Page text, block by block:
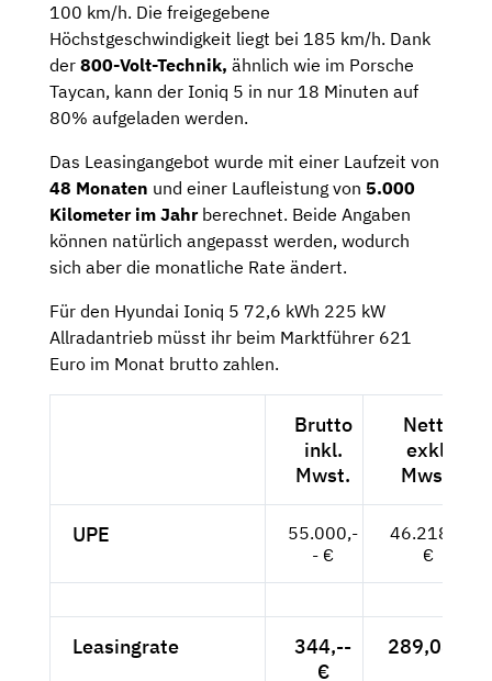
100 km/h. Die freigegebene
Höchstgeschwindigkeit liegt bei 185 km/h. Dank
der 800-Volt-Technik, ähnlich wie im Porsche
Taycan, kann der Ioniq 5 in nur 18 Minuten auf
80% aufgeladen werden.
Das Leasingangebot wurde mit einer Laufzeit von
48 Monaten und einer Laufleistung von 5.000
Kilometer im Jahrberechnet. Beide Angaben
können natürlich angepasst werden, wodurch
sich aber die monatliche Rate ändert.
Für den Hyundai Ioniq 5 72,6 kWh 225 kW
Allradantrieb müsst ihr beim Marktführer 621
Euro im Monat brutto zahlen.
Brutto
inkl.
Mwst.
Netto
exkl.
Mwst.
UPE
55.000,-
- €
46.218,--
€
Leasingrate
344,--
€
289,08 €